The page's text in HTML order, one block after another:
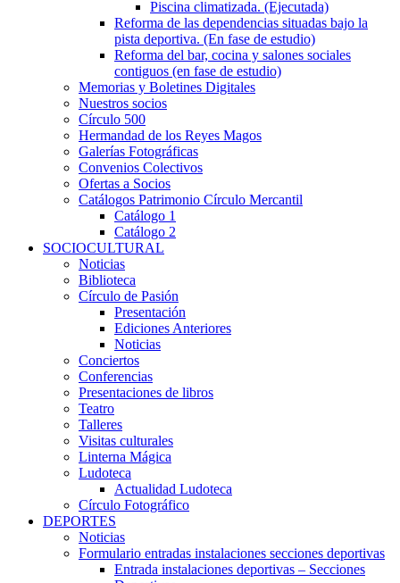
Piscina climatizada. (Ejecutada)
Reforma de las dependencias situadas bajo la
pista deportiva. (En fase de estudio)
Reforma del bar, cocina y salones sociales
contiguos (en fase de estudio)
Memorias y Boletines Digitales
Nuestros socios
Círculo 500
Hermandad de los Reyes Magos
Galerías Fotográficas
Convenios Colectivos
Ofertas a Socios
Catálogos Patrimonio Círculo Mercantil
Catálogo 1
Catálogo 2
SOCIOCULTURAL
Noticias
Biblioteca
Círculo de Pasión
Presentación
Ediciones Anteriores
Noticias
Conciertos
Conferencias
Presentaciones de libros
Teatro
Talleres
Visitas culturales
Linterna Mágica
Ludoteca
Actualidad Ludoteca
Círculo Fotográfico
DEPORTES
Noticias
Formulario entradas instalaciones secciones deportivas
Entrada instalaciones deportivas – Secciones